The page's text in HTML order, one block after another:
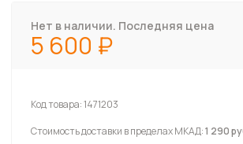
Нет в наличии. Последняя цена
5 600
Код товара:1471203
Стоимость доставки в пределах МКАД:1 290